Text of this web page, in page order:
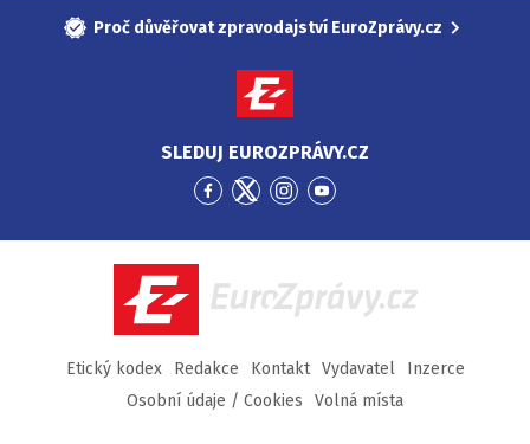
Proč důvěřovat zpravodajství EuroZprávy.cz
SLEDUJ EUROZPRÁVY.CZ
Přejít
Facebook
Přejít
Twitter
Přejít
Instagram
Přejít
YouTube
EuroZprávy.cz
Etický kodex Redakce Kontakt Vydavatel
Inzerce
Osobní údaje / Cookies
Volná místa